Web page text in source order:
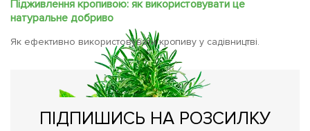
Підживлення кропивою: як використовувати це
натуральне добриво
Як ефективно використовувати кропиву у садівництві.
ПІДПИШИСЬ НА РОЗСИЛКУ